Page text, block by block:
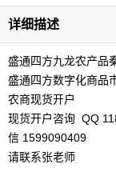
详细描述
盛通四方九龙农产品
盛通四方数字化商品
农商现货开户
现货开户咨询 QQ
信 1599090409
请联系张老师